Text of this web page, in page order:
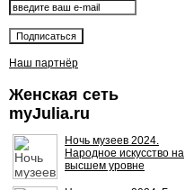
Наш партнёр
Женская сеть
myJulia.ru
Ночь музеев 2024.
Народное искусство на
высшем уровне